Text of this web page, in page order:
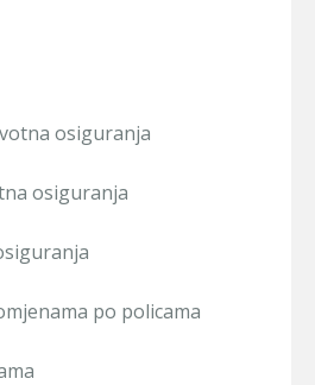
osiguranja
osiguranja
po policama